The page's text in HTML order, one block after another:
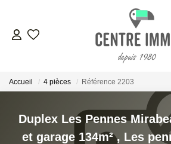
VENTES
LOCATIONS
GESTION
Accueil 4 pièces Référence 2203
Duplex Les Pennes
et garage 134m², Les